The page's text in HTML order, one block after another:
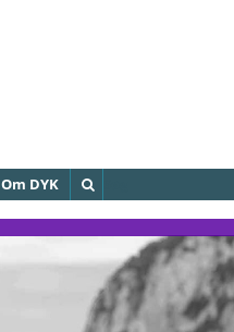
Om DYK